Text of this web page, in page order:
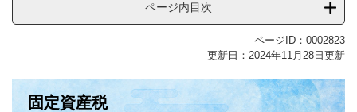
ページ内目次
ページID：0002823
更新日：2024年11月28日更新
固定資産税